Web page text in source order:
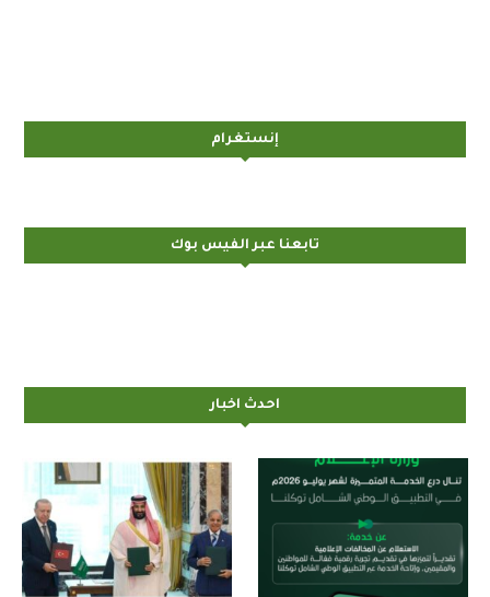
إنستغرام
تابعنا عبر الفيس بوك
احدث اخبار